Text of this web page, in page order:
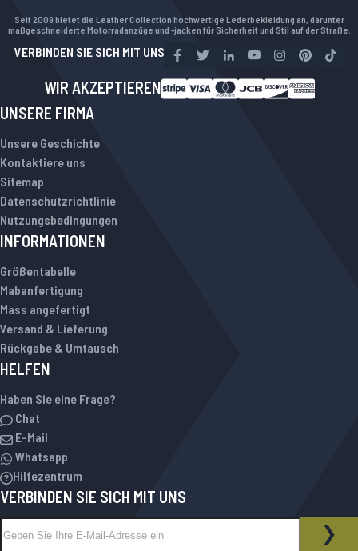
Seit 2009 bietet die Leather Collection hochwertige Lederbekleidung an, darunter
maßgeschneiderte Motorradanzüge und -jacken für Sicherheit und Stil auf der Straße.
VERBINDEN SIE SICH MIT UNS
WIR AKZEPTIEREN
UNSERE FIRMA
Unsere Geschichte
Kontaktiere uns
Sitemap
Datenschutzrichtlinie
Nutzungsbedingungen
INFORMATIONEN
Größentabelle
Mabanfertigung
Mass angefertigt
Versand & Lieferung
Rückgabe & Umtausch
HELFEN
Haben Sie eine Frage?
Chat
E-Mail
Whatsapp
Hilfezentrum
VERBINDEN SIE SICH MIT UNS
NEWSLETTER